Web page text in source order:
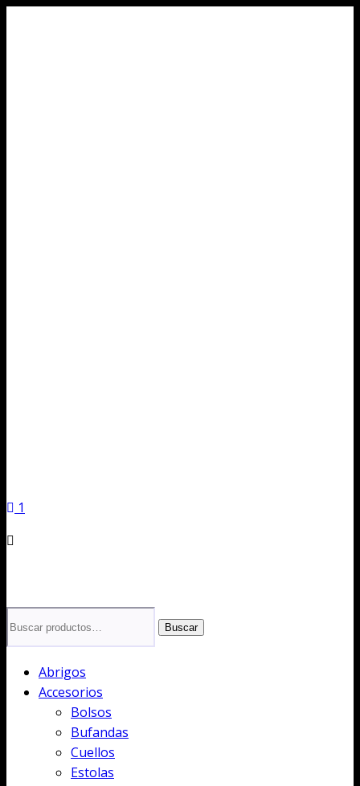
1
por:
Buscar
Abrigos
Accesorios
Bolsos
Bufandas
Cuellos
Estolas